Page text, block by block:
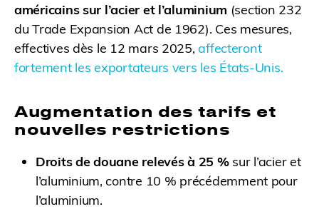
américains sur l’acier et l’aluminium (section 232
du Trade Expansion Act de 1962). Ces mesures,
effectives dès le 12 mars 2025,affecteront
fortement les exportateurs vers les États-Unis.
Augmentation des tarifs et
nouvelles restrictions
Droits de douane relevés à 25 %sur l’acier et
l’aluminium, contre 10 % précédemment pour
l’aluminium.